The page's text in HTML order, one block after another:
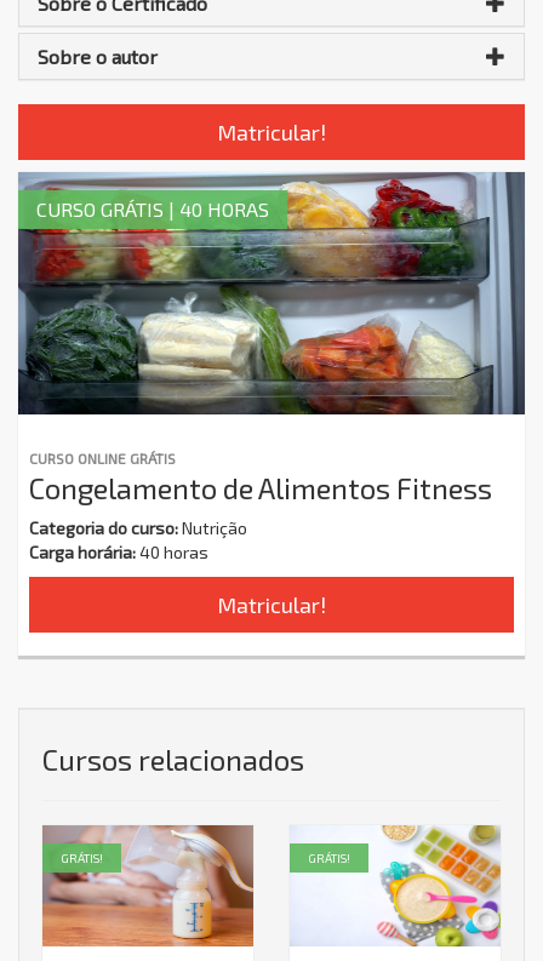
Sobre o autor
Matricular!
CURSO ONLINE GRÁTIS
Congelamento de Alimentos Fitness
Categoria do curso:Nutrição
Carga horária:40 horas
Matricular!
CURSO GRÁTIS | 40 HORAS
Cursos relacionados
GRÁTIS! GRÁTIS!